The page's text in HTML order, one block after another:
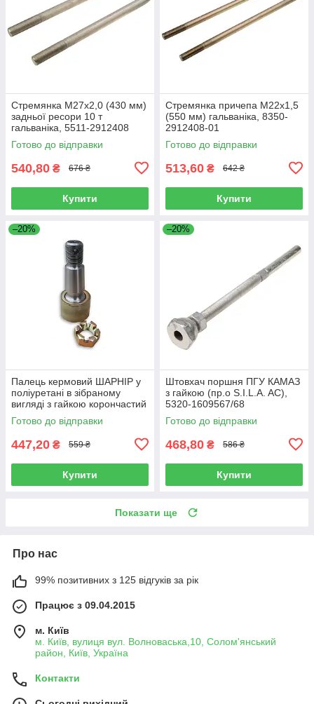
Стремянка М27х2,0 (430 мм)
задньої ресори 10 т
гальваніка, 5511-2912408
Готово до відправки
540,80 ₴ 676 ₴
Купити
Стремянка причепа М22х1,5
(550 мм) гальваніка, 8350-
2912408-01
Готово до відправки
513,60 ₴ 642 ₴
Купити
–20%
Палець кермовий ШАРНІР у
поліуретані в зібраному
вигляді з гайкою корончастий
КАМАЗ (пр.о S.I.L.A. AC),
774.5320-3414040
Готово до відправки
447,20 ₴ 559 ₴
Купити
–20%
Штовхач поршня ПГУ КАМАЗ
з гайкою (пр.о S.I.L.A. AC),
5320-1609567/68
Готово до відправки
468,80 ₴ 586 ₴
Купити
Показати ще
Про нас
99% позитивних з 125 відгуків за рік
Працює з 09.04.2015
м. Київ
м. Київ, вулиця вул. Волноваська,10, Солом'янський
район, Київ, Україна
Контакти